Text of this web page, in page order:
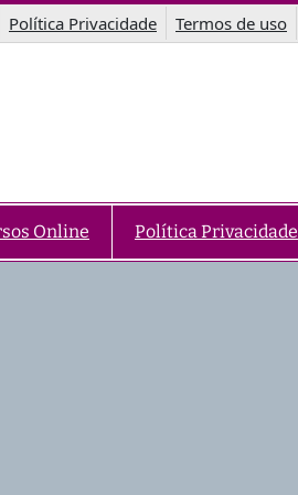
Política Privacidade Termos de uso
Online Política Privacidade